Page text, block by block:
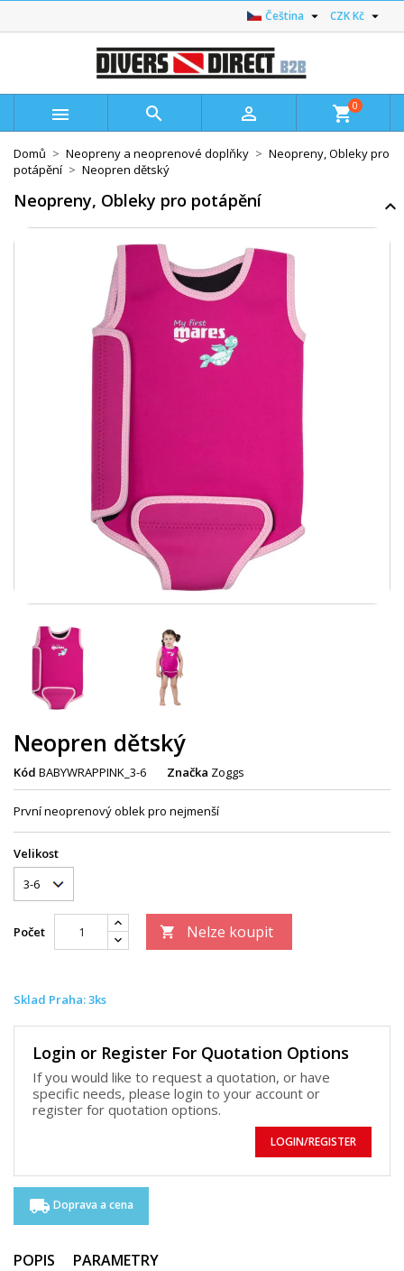
CZK Kč 
Čeština 
   shopping_cart0
Domů Neopreny a neoprenové doplňky
Neopreny, Obleky pro
potápění
Neopren dětský
Neopreny, Obleky pro potápění
Neopren dětský
Kód BABYWRAPPINK_3-6 Značka Zoggs
První neoprenový oblek pro nejmenší
Velikost
Počet  Nelze koupit
Sklad Praha: 3ks
Login or Register For Quotation Options
If you would like to request a quotation, or have
specific needs, please login to your account or
register for quotation options.
LOGIN/REGISTER
local_shipping Doprava a cena
POPIS PARAMETRY